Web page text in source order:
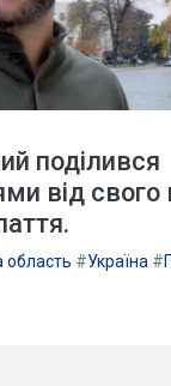
поділився
від свого
область #Україна #